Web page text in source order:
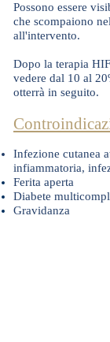
Possono essere
che scompaiono
all'intervento.
Dopo la terapia
vedere dal 10 al
otterrà in seguito.
Infezione cutanea
infiammatoria,
Ferita aperta
Diabete
Gravidanza ​